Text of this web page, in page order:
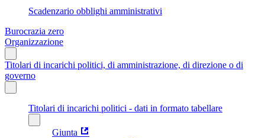
Scadenzario obblighi amministrativi
Burocrazia zero
Organizzazione
Titolari di incarichi politici, di amministrazione, di direzione o di
governo
Titolari di incarichi politici - dati in formato tabellare
Giunta